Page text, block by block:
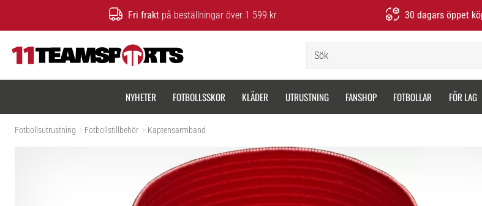
Fri frakt på beställningar över 1 599 kr 30 dagars öppet
NYHETER FOTBOLLSSKOR KLÄDER UTRUSTNING FANSHOP FOTBOLLAR FÖR LAG
Fotbollsutrustning Fotbollstillbehör Kaptensarmband